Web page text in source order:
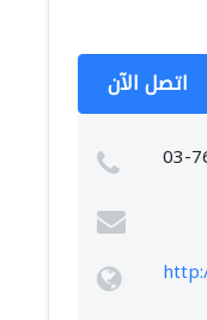
اتصل الآن
03-